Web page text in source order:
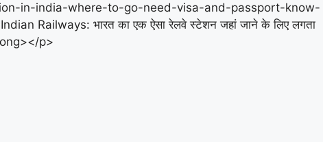
in-india-where-to-go-need-visa-and-passport-know-
Railways: भारत का एक ऐसा रेलवे स्टेशन जहां जाने के लिए लगता
p>